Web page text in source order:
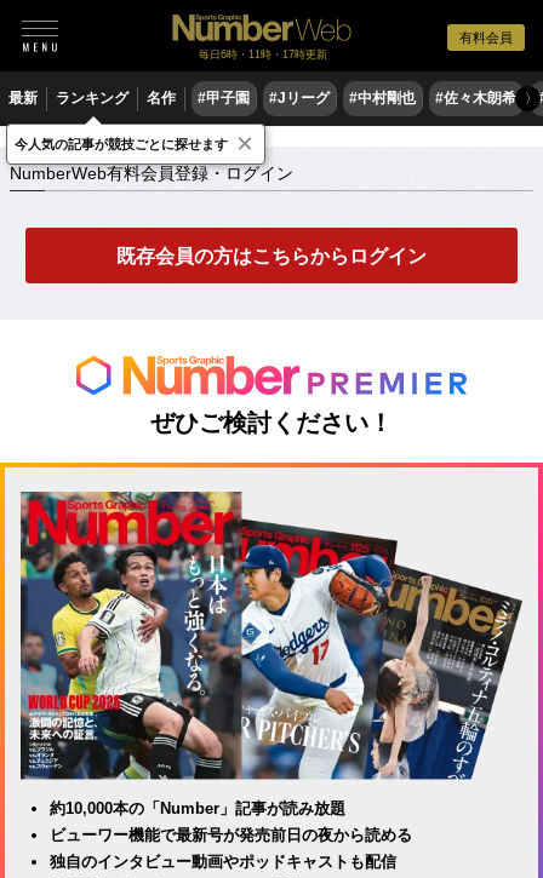
有料会員
毎日6時・11時・17時更新
最新 ランキング 名作 #甲子園 #Jリーグ #中村剛也 #佐々木朗希 〉
NumberWeb有料会員登録・ログイン
NumberWeb有料会員登録・ログイン
既存会員の方はこちらからログイン
ぜひご検討ください！
約10,000本の「Number」記事が読み放題
ビューワー機能で最新号が発売前日の夜から読める
独自のインタビュー動画やポッドキャストも配信
今人気の記事が競技ごとに探せます ×